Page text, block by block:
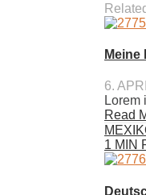
Meine
6.
Lorem
Read
1 MIN